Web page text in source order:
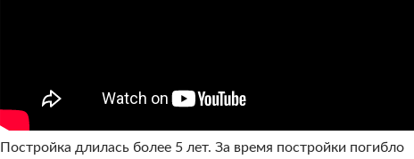
Постройка длилась более 5 лет. За время постройки погибло